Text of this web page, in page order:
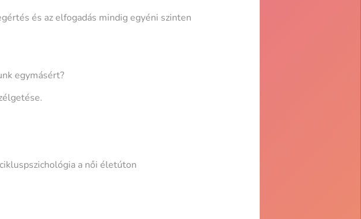
és az elfogadás mindig egyéni szinten
egymásért?
a női életúton